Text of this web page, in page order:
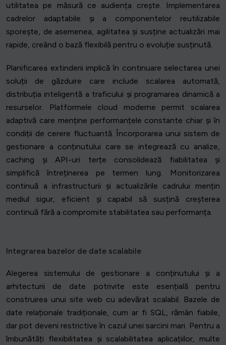
utilitatea pe măsură ce audiența crește. Implementarea
cadrelor adaptabile și a componentelor reutilizabile
sporește, de asemenea, agilitatea și susține actualizări mai
rapide, creând o bază flexibilă pentru o evoluție susținută.
Planificarea extinderii implică în continuare selectarea unei
soluții de găzduire care include scalarea automată,
distribuția inteligentă a traficului și programarea dinamică a
resurselor. Platformele cloud moderne permit scalarea
adaptivă care menține performanțele constante chiar și în
condiții de cerere fluctuantă. Încorporarea unui sistem de
gestionare a conținutului care se integrează cu analize,
caching și API-uri terțe consolidează fiabilitatea și
simplifică întreținerea pe termen lung. Monitorizarea
continuă a infrastructurii și actualizările cadrului mențin
mediul sigur, eficient și capabil să susțină creșterea
continuă fără a compromite stabilitatea sau performanța.
Integrarea bazelor de date scalabile
Alegerea sistemului de gestionare a conținutului și a
arhitecturii de date potrivite este esențială pentru
construirea unui site web cu adevărat scalabil. Bazele de
date relaționale tradiționale, cum ar fi SQL, rămân fiabile,
dar pot deveni restrictive în cazul unei sarcini mari. Pentru a
îmbunătăți flexibilitatea și scalabilitatea aplicațiilor, multe